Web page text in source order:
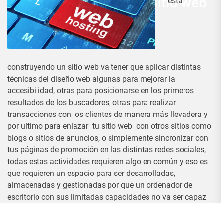
en un servidor externo
Admin 22 Febrero, 2017
construyendo un sitio web va tener que aplicar distintas
técnicas del diseño web algunas para mejorar la
accesibilidad, otras para posicionarse en los primeros
resultados de los buscadores, otras para realizar
transacciones con los clientes de manera más llevadera y
por ultimo para enlazar tu sitio web con otros sitios como
blogs o sitios de anuncios, o simplemente sincronizar con
tus páginas de promoción en las distintas redes sociales,
todas estas actividades requieren algo en común y eso es
que requieren un espacio para ser desarrolladas,
almacenadas y gestionadas por que un ordenador de
escritorio con sus limitadas capacidades no va ser capaz